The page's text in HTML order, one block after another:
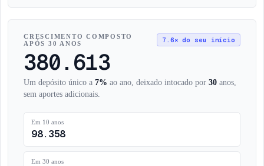
CRESCIMENTO COMPOSTO
APÓS 30 ANOS
7.6× do seu início
380.613
Um depósito único a 7% ao ano, deixado intocado por 30 anos,
sem aportes adicionais.
Em 10 anos
98.358
Em 30 anos